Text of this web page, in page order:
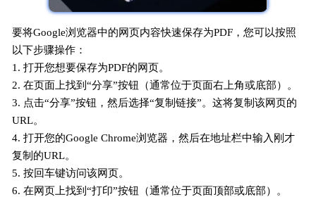
要将Google浏览器中的网页内容快速保存为PDF，您可以按照
以下步骤操作：
1. 打开您想要保存为PDF的网页。
2. 在页面上找到“分享”按钮（通常位于页面右上角或底部）。
3. 点击“分享”按钮，然后选择“复制链接”。这将复制该网页的
URL。
4. 打开您的Google Chrome浏览器，然后在地址栏中输入刚才
复制的URL。
5. 按回车键访问该网页。
6. 在网页上找到“打印”按钮（通常位于页面顶部或底部）。